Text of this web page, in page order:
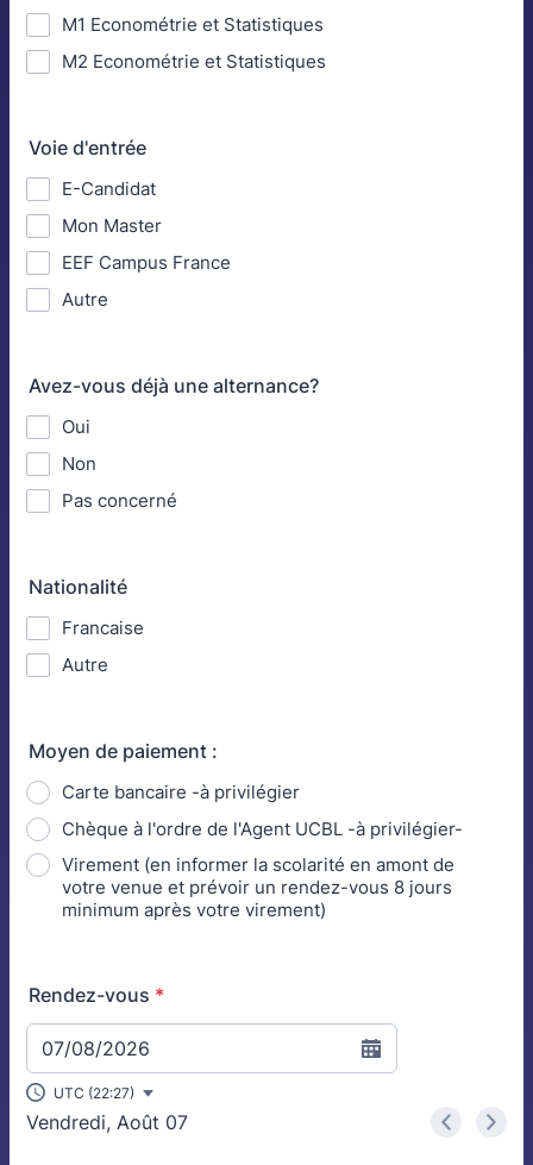
M1 Econométrie et Statistiques
M2 Econométrie et Statistiques
Voie d'entrée
E-Candidat
Mon Master
EEF Campus France
Autre
Avez-vous déjà une alternance?
Oui
Non
Pas concerné
Nationalité
Francaise
Autre
Moyen de paiement :
Carte bancaire -à privilégier
Chèque à l'ordre de l'Agent UCBL -à privilégier-
Virement (en informer la scolarité en amont de
votre venue et prévoir un rendez-vous 8 jours
minimum après votre virement)
Rendez-vous *
07/08/2026
Vendredi, Août 07 < >
UTC (22:27)